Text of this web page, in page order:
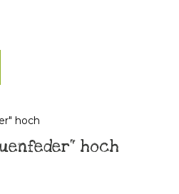
hoch